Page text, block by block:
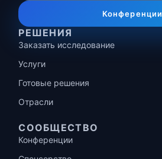
Конференции
РЕШЕНИЯ
Заказать исследование
Услуги
Готовые решения
Отрасли
СООБЩЕСТВО
Конференции